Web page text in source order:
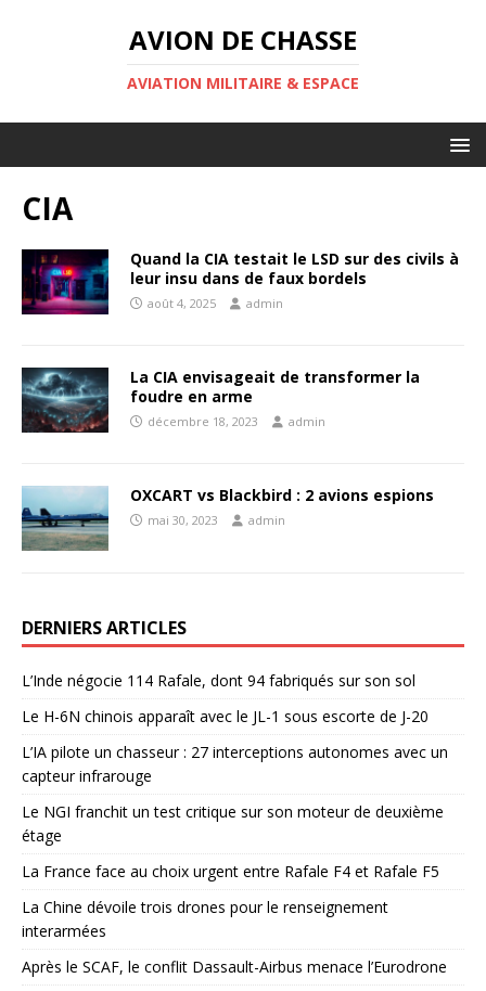
AVION DE CHASSE
AVIATION MILITAIRE & ESPACE
CIA
Quand la CIA testait le LSD sur des civils à
leur insu dans de faux bordels
août 4, 2025 admin
La CIA envisageait de transformer la
foudre en arme
décembre 18, 2023 admin
OXCART vs Blackbird : 2 avions espions
mai 30, 2023 admin
DERNIERS ARTICLES
L’Inde négocie 114 Rafale, dont 94 fabriqués sur son sol
Le H-6N chinois apparaît avec le JL-1 sous escorte de J-20
L’IA pilote un chasseur : 27 interceptions autonomes avec un
capteur infrarouge
Le NGI franchit un test critique sur son moteur de deuxième
étage
La France face au choix urgent entre Rafale F4 et Rafale F5
La Chine dévoile trois drones pour le renseignement
interarmées
Après le SCAF, le conflit Dassault-Airbus menace l’Eurodrone